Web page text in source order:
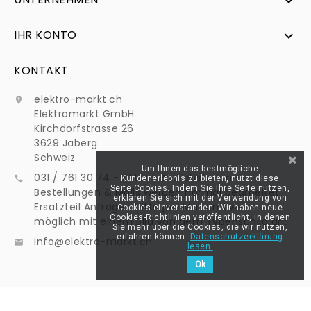
IHR KONTO 
KONTAKT

elektro-markt.ch
Elektromarkt GmbH
Kirchdorfstrasse 26
3629 Jaberg
Schweiz

031 / 761 30 74 - Aktuell Betriebsferien -
Bestellungen & Mails werden normal bearbeitet -
Ersatzteil Anfragen bitte per Mail und wenn
möglich mit einem Bild von dem Typenschild an:
 info@elektro-markt.ch
Um Ihnen das bestmögliche
Kundenerlebnis zu bieten, nutzt diese
Seite Cookies. Indem Sie Ihre Seite nutzen,
erklären Sie sich mit der Verwendung von
Cookies einverstanden. Wir haben neue
Cookies-Richtlinien veröffentlicht, in denen
Sie mehr über die Cookies, die wir nutzen,
erfahren können. Datenschutzerklärung
lesen.
Ok